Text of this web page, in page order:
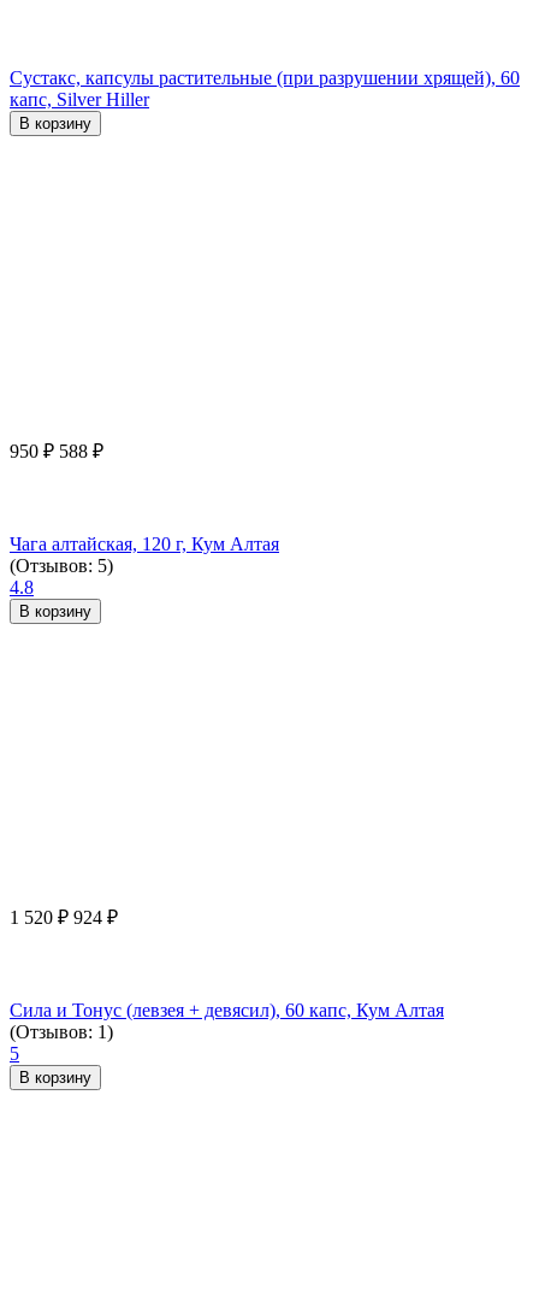
Сустакс, капсулы растительные (при разрушении хрящей), 60
капс, Silver Hiller
В корзину
950 ₽ 588 ₽
Чага алтайская, 120 г, Кум Алтая
(Отзывов: 5)
4.8
В корзину
1 520 ₽ 924 ₽
Сила и Тонус (левзея + девясил), 60 капс, Кум Алтая
(Отзывов: 1)
5
В корзину